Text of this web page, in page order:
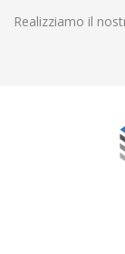
Realizziamo il